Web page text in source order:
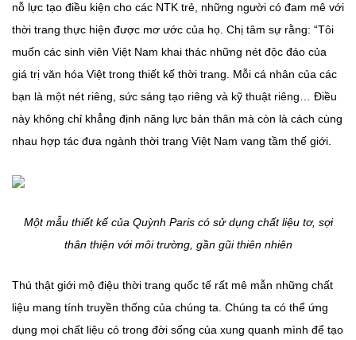
nỗ lực tạo điều kiện cho các NTK trẻ, những người có đam mê với
thời trang thực hiện được mơ ước của họ. Chị tâm sự rằng: “Tôi
muốn các sinh viên Việt Nam khai thác những nét độc đáo của
giá trị văn hóa Việt trong thiết kế thời trang. Mỗi cá nhân của các
bạn là một nét riêng, sức sáng tạo riêng và kỹ thuật riêng… Điều
này không chỉ khẳng định năng lực bản thân mà còn là cách cùng
nhau hợp tác đưa ngành thời trang Việt Nam vang tầm thế giới.
Một mẫu thiết kế của Quỳnh Paris có sử dụng chất liệu tơ, sợi
thân thiện với môi trường, gần gũi thiên nhiên
Thú thật giới mộ điệu thời trang quốc tế rất mê mẫn những chất
liệu mang tính truyền thống của chúng ta. Chúng ta có thể ứng
dụng mọi chất liệu có trong đời sống của xung quanh mình để tạo